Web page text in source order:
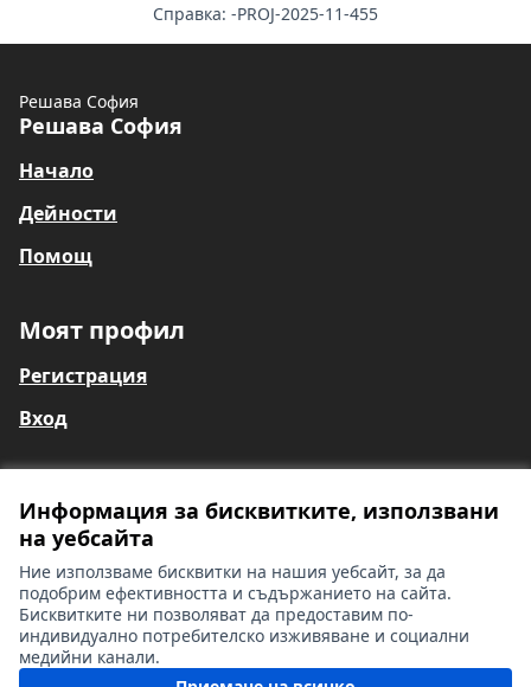
Информация за бисквитките, използвани
на уебсайта
Ние използваме бисквитки на нашия уебсайт, за да
подобрим ефективността и съдържанието на сайта.
Бисквитките ни позволяват да предоставим по-
индивидуално потребителско изживяване и социални
медийни канали.
Справка: -PROJ-2025-11-455
Решава София
Решава София
Начало
Дейности
Помощ
Моят профил
Регистрация
Вход
Общи условия
Информация за глухи и сляпо-глухи лица
Настройки на бисквитките
Лиценз
(Външна